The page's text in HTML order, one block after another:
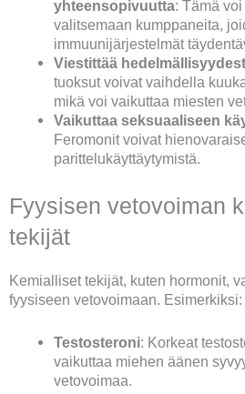
yhteensopivuutta: Tämä
valitsemaan kumppaneita,
immuunijärjestelmät
Viestittää
tuoksut voivat vaihdella
mikä voi vaikuttaa miesten
Vaikuttaa seksuaaliseen
Feromonit voivat
parittelukäyttäytymistä.
Fyysisen vetovoiman
tekijät
Kemialliset tekijät, kuten hormonit,
fyysiseen vetovoimaan. Esimerkiksi:
Testosteroni: Korkeat
vaikuttaa miehen äänen
vetovoimaa.